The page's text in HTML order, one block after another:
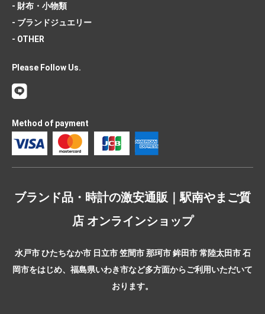
- 財布・小物類
- ブランドジュエリー
- OTHER
Please Follow Us.
Method of payment
ブランド品・時計の激安通販｜駅南やまご質
店 オンラインショップ
水戸市 ひたちなか市 日立市 笠間市 那珂市 鉾田市 常陸太田市 石
岡市をはじめ、福島県いわき市など多方面からご利用いただいて
おります。